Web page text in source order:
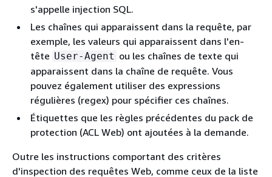
s'appelle injection SQL.
Les chaînes qui apparaissent dans la requête, par
exemple, les valeurs qui apparaissent dans l'en-
tête User-Agent ou les chaînes de texte qui
apparaissent dans la chaîne de requête. Vous
pouvez également utiliser des expressions
régulières (regex) pour spécifier ces chaînes.
Étiquettes que les règles précédentes du pack de
protection (ACL Web) ont ajoutées à la demande.
Outre les instructions comportant des critères
d'inspection des requêtes Web, comme ceux de la liste